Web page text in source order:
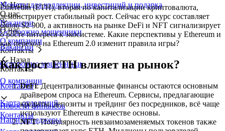
Назад
О нас
Вакансии
Осторожно мошенники
О компании
Контакты
Назад
Контакты
Контакты
Карта отделений
Наши менеджеры
Монеты для коллекции, инвестиций и подарка
О нас
Вакансии
Осторожно мошенники
О компании
Новости финансов
Контакты
Ethereum (ETH), вторая по капитализации криптовалюта,
демонстрирует стабильный рост. Сейчас его курс составляет
около $2 900, а активность на рынке DeFi и NFT сигнализирует
о росте интереса к экосистеме. Какие перспективы у Ethereum и
как переход на Ethereum 2.0 изменит правила игры?
Как рост ETH влияет на рынок?
DeFi: Децентрализованные финансы остаются основным
драйвером спроса на Ethereum. Сервисы, предлагающие
кредиты, депозиты и трейдинг без посредников, всё чаще
используют Ethereum в качестве основы.
NFT: Популярность невзаимозаменяемых токенов также